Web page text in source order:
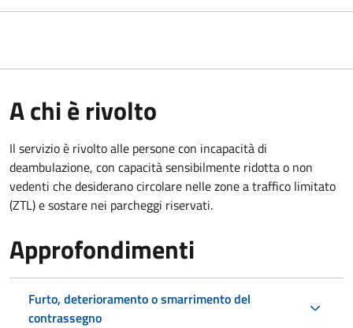
A chi è rivolto
Il servizio è rivolto alle persone con incapacità di
deambulazione, con capacità sensibilmente ridotta o non
vedenti che desiderano circolare nelle zone a traffico limitato
(ZTL) e sostare nei parcheggi riservati.
Approfondimenti
Furto, deterioramento o smarrimento del
contrassegno